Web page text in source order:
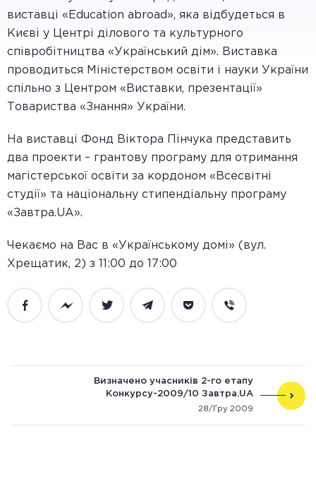
виставці «Education abroad», яка відбудеться в
Києві у Центрі ділового та культурного
співробітництва «Український дім». Виставка
проводиться Міністерством освіти і науки України
спільно з Центром «Виставки, презентації»
Товариства «Знання» України.
На виставці Фонд Віктора Пінчука представить
два проекти – грантову програму для отримання
магістерської освіти за кордоном «Всесвітні
студії» та національну стипендіальну програму
«Завтра.UA».
Чекаємо на Вас в «Українському домі» (вул.
Хрещатик, 2) з 11:00 до 17:00
FacebookMessengerTwitter TelegramPocket Viber
Визначено учасників 2-го етапу
Конкурсу-2009/10 Завтра.UA
28/Гру 2009